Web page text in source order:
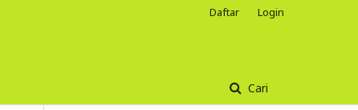
Cari
Daftar Login